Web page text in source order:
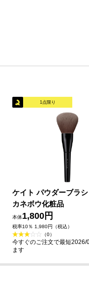
1点限り
ケイト パウダーブラシ
カネボウ化粧品
本体1,800円
税率10％ 1,980円（税込）
（0）
今すぐのご注文で最短2026/
ます